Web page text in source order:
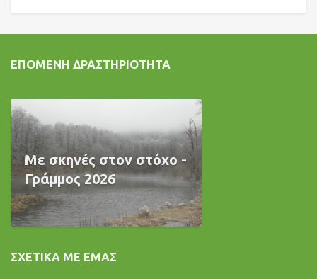
ΕΠΌΜΕΝΗ ΔΡΑΣΤΗΡΙΌΤΗΤΑ
Με σκηνές στον στόχο -
Γράμμος 2026
ΣΧΕΤΙΚΆ ΜΕ ΕΜΆΣ